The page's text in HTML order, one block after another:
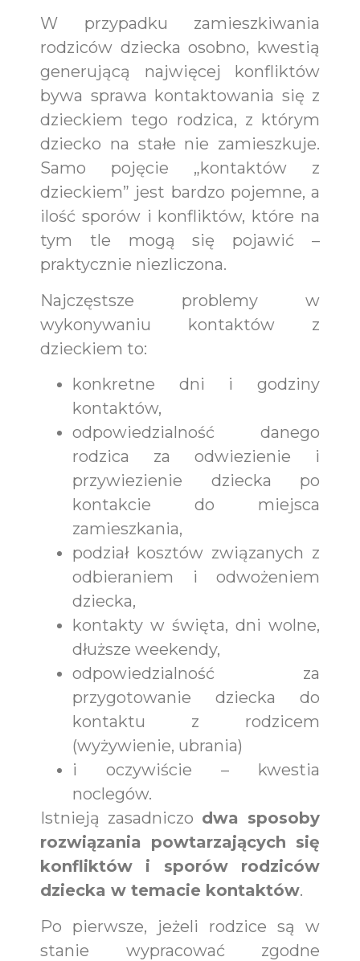
W przypadku zamieszkiwania
rodziców dziecka osobno, kwestią
generującą najwięcej konfliktów
bywa sprawa kontaktowania się z
dzieckiem tego rodzica, z którym
dziecko na stałe nie zamieszkuje.
Samo pojęcie „kontaktów z
dzieckiem” jest bardzo pojemne, a
ilość sporów i konfliktów, które na
tym tle mogą się pojawić –
praktycznie niezliczona.
Najczęstsze problemy w
wykonywaniu kontaktów z
dzieckiem to:
konkretne dni i godziny
kontaktów,
odpowiedzialność danego
rodzica za odwiezienie i
przywiezienie dziecka po
kontakcie do miejsca
zamieszkania,
podział kosztów związanych z
odbieraniem i odwożeniem
dziecka,
kontakty w święta, dni wolne,
dłuższe weekendy,
odpowiedzialność za
przygotowanie dziecka do
kontaktu z rodzicem
(wyżywienie, ubrania)
i oczywiście – kwestia
noclegów.
Istnieją zasadniczo dwa sposoby
rozwiązania powtarzających się
konfliktów i sporów rodziców
dziecka w temacie kontaktów.
Po pierwsze, jeżeli rodzice są w
stanie wypracować zgodne